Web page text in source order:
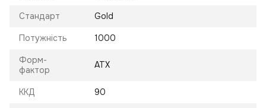
Стандарт Gold
Потужність 1000
Форм-
фактор
ATX
ККД 90